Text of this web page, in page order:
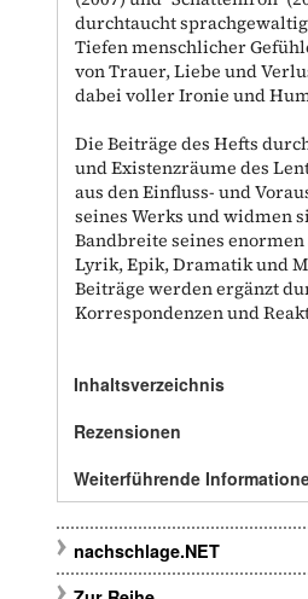
durchtaucht
Tiefen menschlicher
von Trauer, Liebe und
dabei voller Ironie und
Die Beiträge des Hefts
und Existenzräume des
aus den Einfluss- und
seines Werks und widmen
Bandbreite seines
Lyrik, Epik, Dramatik und
Beiträge werden ergänzt
Korrespondenzen und
Inhaltsverzeichnis
Rezensionen
Weiterführende
nachschlage.NET